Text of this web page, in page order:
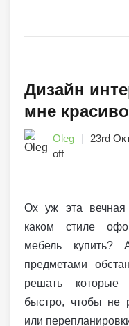
Дизайн
мне
Oleg 23rd
off
Ох уж эта вечная
каком стиле
мебель
предметами
решать которые
быстро, чтобы не
или